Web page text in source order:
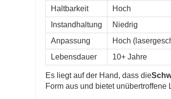
Haltbarkeit
Hoch
Instandhaltung
Niedrig
Anpassung
Hoch
Lebensdauer
10+ Jahre
Es liegt auf der Hand, dass die
Form aus und bietet